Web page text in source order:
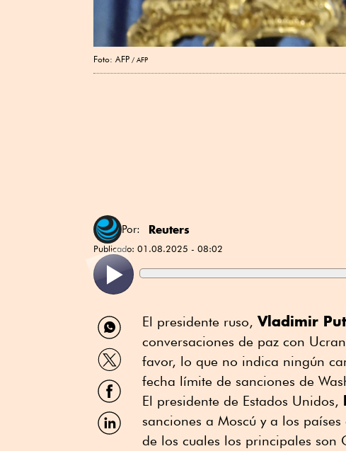
Foto: AFP AFP
Por: Reuters
Publicado: 01.08.2025 - 08:02
Compartir
por
WhatsApp
Compartir
por
Twitter
Compartir
por
Facebook
Compartir
por
El presidente ruso,Vladimir
conversaciones de paz con
favor, lo que no indica ningún
fecha límite de sanciones de
El presidente de Estados Unidos,
sanciones a Moscú y a los
de los cuales los principales son